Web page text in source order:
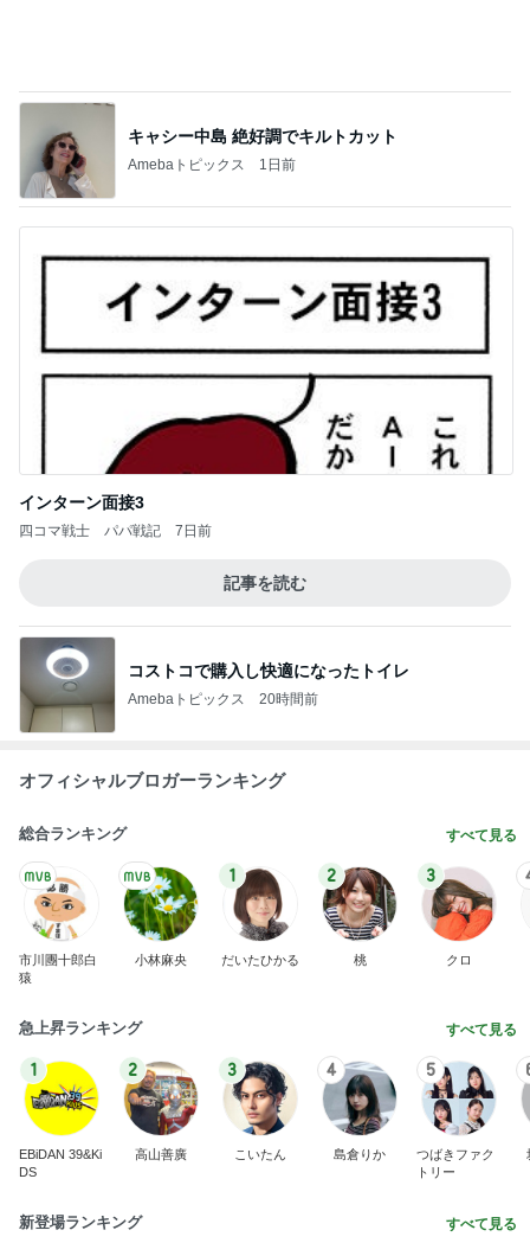
キャシー中島 絶好調でキルトカット
Amebaトピックス 1日前
インターン面接3
四コマ戦士 パパ戦記 7日前
記事を読む
コストコで購入し快適になったトイレ
Amebaトピックス 20時間前
オフィシャルブロガーランキング
総合ランキング すべて見る
市川團十郎白
猿
小林麻央
1
だいたひかる
2
桃
3
クロ
急上昇ランキング すべて見る
1
EBiDAN 39&Ki
DS
2
高山善廣
3
こいたん
4
島倉りか
5
つばきファク
トリー
新登場ランキング すべて見る